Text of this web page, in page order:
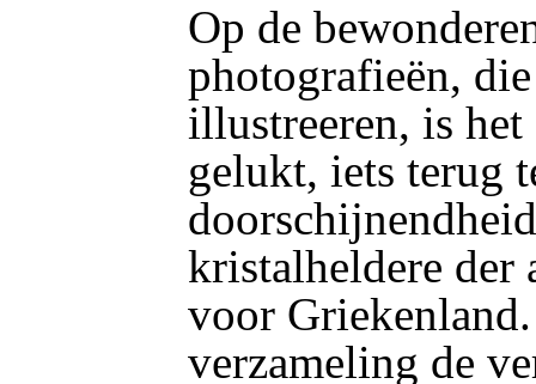
Op de
photografieën,
illustreeren, is het
gelukt, iets terug
kristalheldere der
voor
verzameling de